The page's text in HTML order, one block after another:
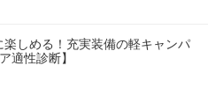
楽しめる！充実装備の軽キャンパ
適性診断】